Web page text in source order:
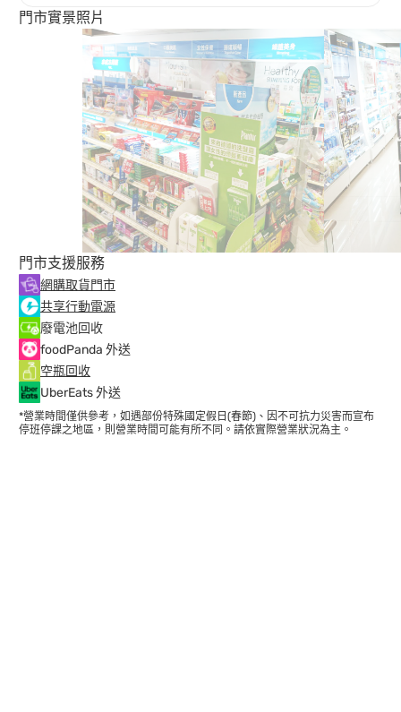
門市實景照片
門市支援服務
網購取貨門市
共享行動電源
廢電池回收
foodPanda 外送
空瓶回收
UberEats 外送
*營業時間僅供參考，如遇部份特殊國定假日(春節)、因不可抗力災害而宣布
停班停課之地區，則營業時間可能有所不同。請依實際營業狀況為主。